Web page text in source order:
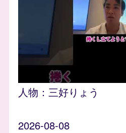
人物： 三好りょう
2026-08-08